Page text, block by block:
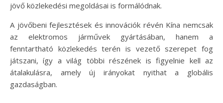
jövő közlekedési megoldásai is formálódnak.
A jövőbeni fejlesztések és innovációk révén Kína nemcsak
az elektromos járművek gyártásában, hanem a
fenntartható közlekedés terén is vezető szerepet fog
játszani, így a világ többi részének is figyelnie kell az
átalakulásra, amely új irányokat nyithat a globális
gazdaságban.